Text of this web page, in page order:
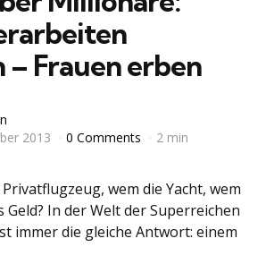
Frauen erben
2013
0 Comments 2 min
wem die Yacht, wem
Geld? In der Welt der Superreichen
immer die gleiche Antwort: einem